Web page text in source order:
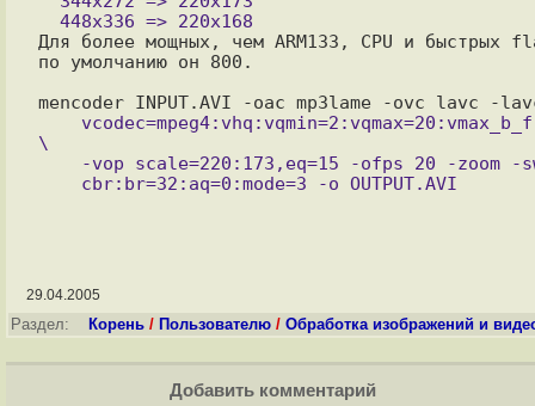
Для более мощных, чем ARM133, СPU и
по умолчанию он 800.
\
29.04.2005
Раздел: Корень / Пользователю / Обработка изображений и
Добавить комментарий